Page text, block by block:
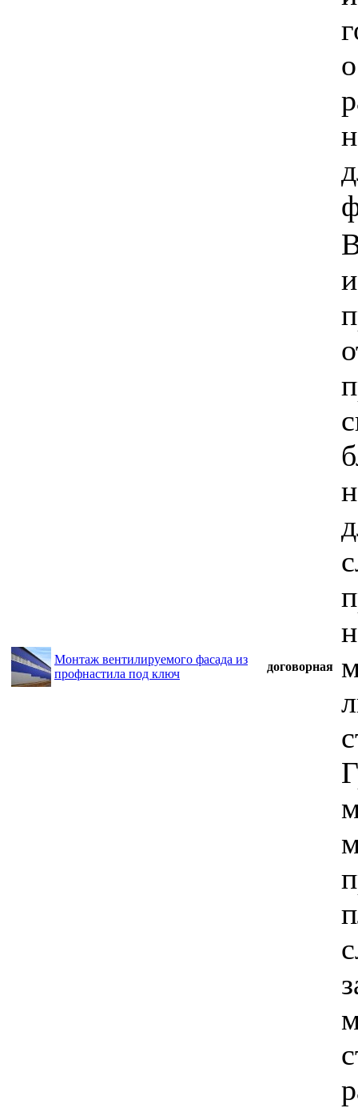
Монтаж вентилируемого фасада из
профнастила под ключ
договорная